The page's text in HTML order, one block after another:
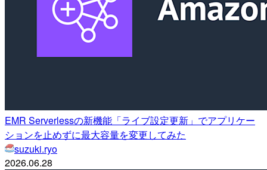
EMR Serverlessの新機能「ライブ設定更新」でアプリケー
ションを止めずに最大容量を変更してみた
suzuki.ryo
2026.06.28